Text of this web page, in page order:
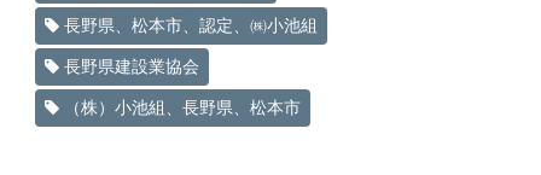
長野県、松本市、認定、㈱小池組
長野県建設業協会
（株）小池組、長野県、松本市